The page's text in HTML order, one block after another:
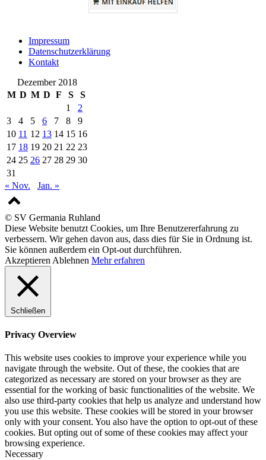
Impressum
Datenschutzerklärung
Kontakt
Dezember 2018
M D M D F S
S
1
2
3
4 5 6 7 8
9
10 11 12 13 14 15 16
17 18 19 20 21 22 23
24 25 26 27 28 29 30
31
« Nov.
Jan. »
© SV Germania Ruhland
Diese Website benutzt Cookies, um Ihre Benutzererfahrung zu
verbessern. Wir gehen davon aus, dass dies für Sie in Ordnung ist.
Sie können außerdem ein Opt-out durchführen.
Akzeptieren Ablehnen Mehr erfahren
Schließen
Privacy Overview
This website uses cookies to improve your experience while you
navigate through the website. Out of these, the cookies that are
categorized as necessary are stored on your browser as they are
essential for the working of basic functionalities of the website. We
also use third-party cookies that help us analyze and understand how
you use this website. These cookies will be stored in your browser
only with your consent. You also have the option to opt-out of these
cookies. But opting out of some of these cookies may affect your
browsing experience.
Necessary